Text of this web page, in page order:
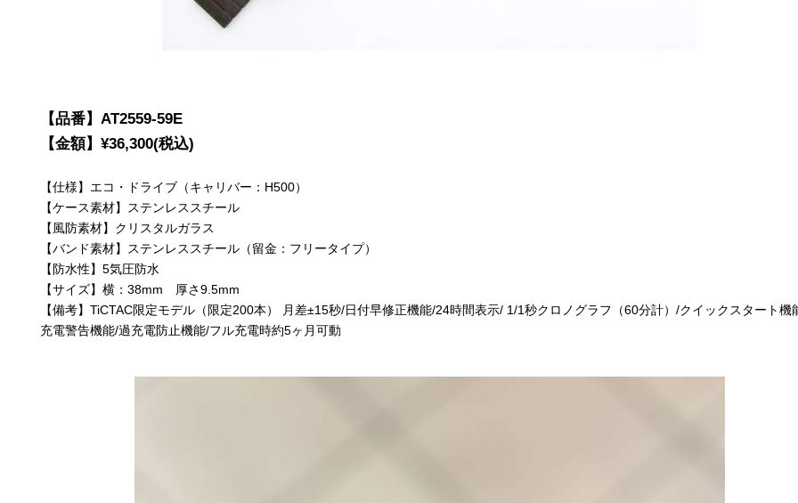
【品番】AT2559-59E
【金額】¥36,300(税込)
【仕様】エコ・ドライブ（キャリバー：H500）
【ケース素材】ステンレススチール
【風防素材】クリスタルガラス
【バンド素材】ステンレススチール（留金：フリータイプ）
【防水性】5気圧防水
【サイズ】横：38mm 厚さ9.5mm
【備考】TiCTAC限定モデル（限定200本） 月差±15秒/日付早修正機能/24時間表示/ 1/1秒クロノグラフ（60分計）/クイックスタート機
充電警告機能/過充電防止機能/フル充電時約5ヶ月可動